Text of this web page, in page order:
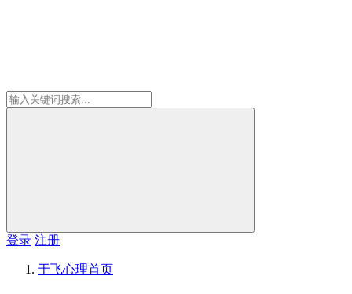
登录 注册
于飞心理首页